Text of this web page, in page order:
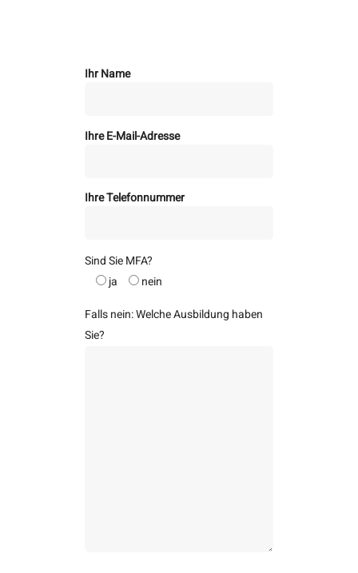
Ihr Name
Ihre E-Mail-Adresse
Ihre Telefonnummer
Sind Sie MFA?
ja
nein
Falls nein: Welche Ausbildung haben
Sie?